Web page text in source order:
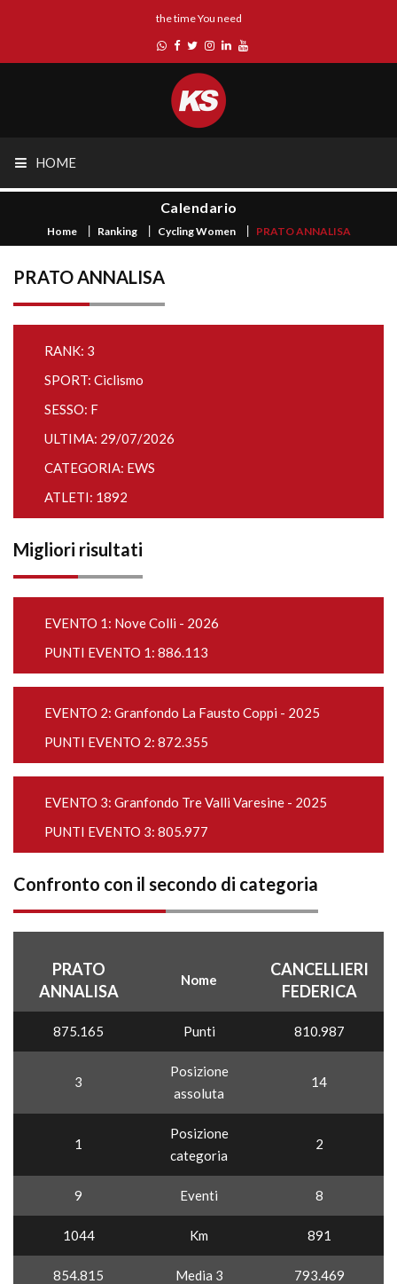
the time You need
HOME
Calendario
Home Ranking Cycling Women PRATO ANNALISA
PRATO ANNALISA
RANK: 3
SPORT: Ciclismo
SESSO: F
ULTIMA: 29/07/2026
CATEGORIA: EWS
ATLETI: 1892
Migliori risultati
EVENTO 1: Nove Colli - 2026
PUNTI EVENTO 1: 886.113
EVENTO 2: Granfondo La Fausto Coppi - 2025
PUNTI EVENTO 2: 872.355
EVENTO 3: Granfondo Tre Valli Varesine - 2025
PUNTI EVENTO 3: 805.977
Confronto con il secondo di categoria
PRATO
ANNALISA
Nome
CANCELLIERI
FEDERICA
875.165 Punti 810.987
3
Posizione
assoluta
14
1
Posizione
categoria
2
9 Eventi 8
1044 Km 891
854.815 Media 3 793.469